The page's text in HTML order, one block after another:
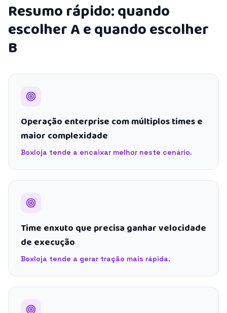
Resumo rápido: quando
escolher A e quando escolher
B
Operação enterprise com múltiplos times e
maior complexidade
Boxloja tende a encaixar melhor neste cenário.
Time enxuto que precisa ganhar velocidade
de execução
Boxloja tende a gerar tração mais rápida.